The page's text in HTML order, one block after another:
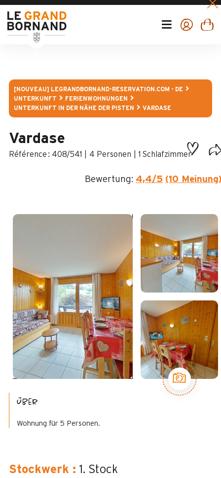
[NOUVEAU] LEGRANDBORNAND-RESERVATION.COM - DE
UNTERKUNFT
FERIENWOHNUNGEN
UNTERKUNFT IN DER NÄHE DER PISTEN
VARDASE
Vardase
: 408/541 4 Personen 1 Schlafzimmer
Bewertung: 4,4/5 (10
Über
Wohnung für 5 Personen.
Stockwerk : 1. Stock